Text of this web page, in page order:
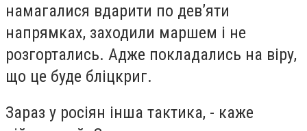
намагалися вдарити по девʼяти
напрямках, заходили маршем і не
розгортались. Адже покладались на віру,
що це буде бліцкриг.
Зараз у росіян інша тактика, - каже